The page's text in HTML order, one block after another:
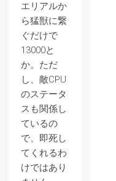
エリアルか
ら猛獣に繋
ぐだけで
13000と
か。ただ
し、敵CPU
のステータ
スも関係し
ているの
で、即死し
てくれるわ
けではあり